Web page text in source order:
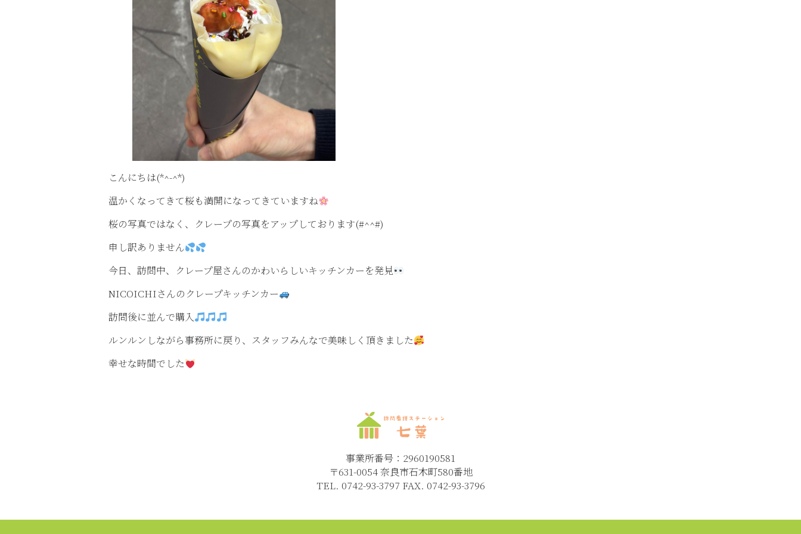
こんにちは(*^-^*)
温かくなってきて桜も満開になってきていますね
桜の写真ではなく、クレープの写真をアップしております(#^^#)
申し訳ありません
今日、訪問中、クレープ屋さんのかわいらしいキッチンカーを発見
NICOICHIさんのクレープキッチンカー
訪問後に並んで購入
ルンルンしながら事務所に戻り、スタッフみんなで美味しく頂きました
幸せな時間でした
事業所番号：2960190581
〒631-0054 奈良市石木町580番地
TEL. 0742-93-3797 FAX. 0742-93-3796